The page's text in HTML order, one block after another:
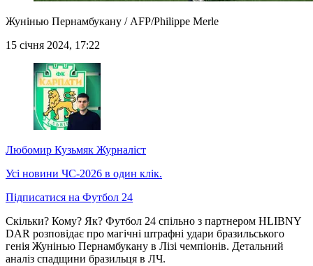
Жунінью Пернамбукану / AFP/Philippe Merle
15 січня 2024, 17:22
Любомир Кузьмяк Журналіст
Усі новини ЧС-2026 в один клік.
Підписатися на Футбол 24
Скільки? Кому? Як? Футбол 24 спільно з партнером HLIBNY
DAR розповідає про магічні штрафні удари бразильського
генія Жунінью Пернамбукану в Лізі чемпіонів. Детальний
аналіз спадщини бразильця в ЛЧ.